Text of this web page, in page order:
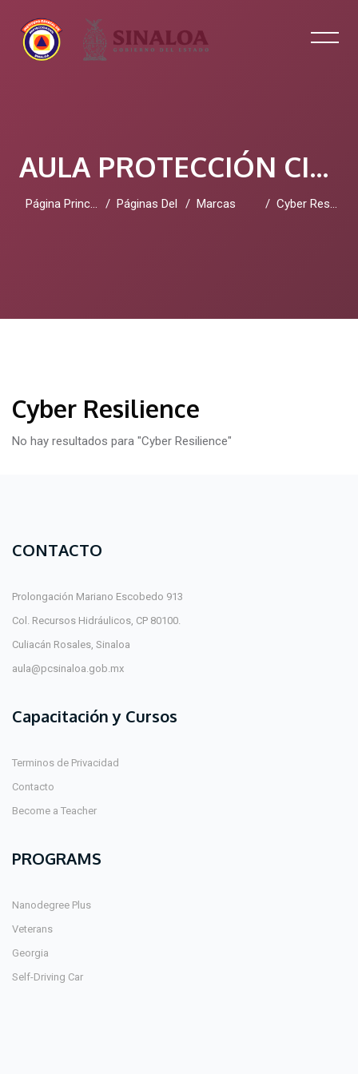
AULA PROTECCIÓN CIVIL SINALOA
Página Principal Páginas Del SitioMarcas Cyber Resilience
Cyber Resilience
No hay resultados para "Cyber Resilience"
CONTACTO
Prolongación Mariano Escobedo 913
Col. Recursos Hidráulicos, CP 80100.
Culiacán Rosales, Sinaloa
aula@pcsinaloa.gob.mx
Capacitación y Cursos
Terminos de Privacidad
Contacto
Become a Teacher
PROGRAMS
Nanodegree Plus
Veterans
Georgia
Self-Driving Car